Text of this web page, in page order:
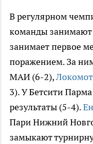
В регулярном
команды
занимает первое
поражением. За
МАИ (6-2),
3). У Бетсити
результаты (5-4).
Пари Нижний
замыкают